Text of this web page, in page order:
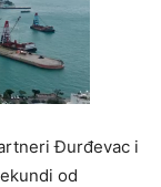
Đurđevac i
od